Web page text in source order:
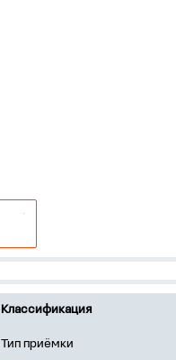
Классификация
Тип приёмки